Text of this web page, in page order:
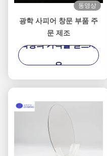
동영상
광학 사피어 창문 부품 주
문 제조
최상의 가격을 얻으세
요